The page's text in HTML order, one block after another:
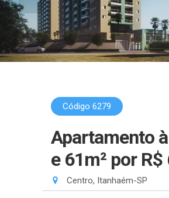
Código 6279
Apartamento
e 61m² por R$
Centro, Itanhaém-SP